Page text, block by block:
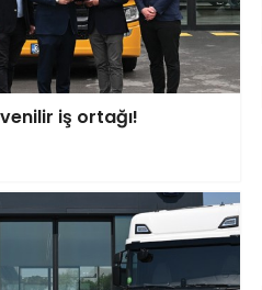
iş ortağı!